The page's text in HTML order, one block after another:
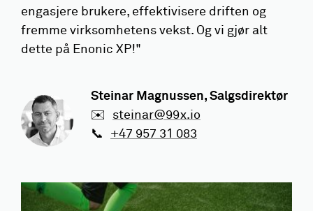
engasjere brukere, effektivisere driften og
fremme virksomhetens vekst. Og vi gjør alt
dette på Enonic XP!"
Steinar Magnussen, Salgsdirektør
✉️
steinar@99x.io
📞
+47 957 31 083